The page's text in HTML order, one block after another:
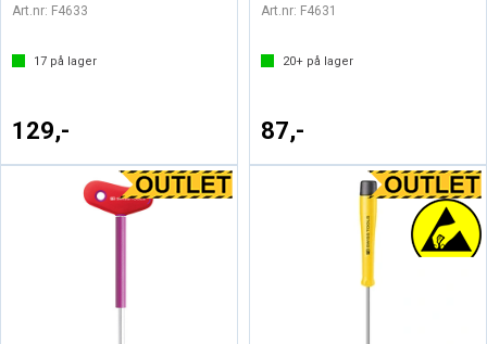
Art.nr: F4633
17 på lager
129,-
Art.nr: F4631
20+ på lager
87,-